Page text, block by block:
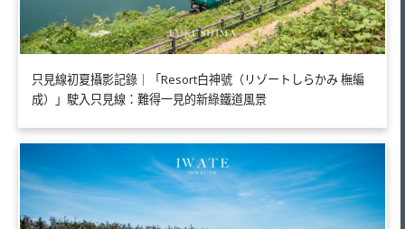
只見線初夏攝影記錄｜「Resort白神號（リゾートしらかみ 橅編
成）」駛入只見線：難得一見的新綠鐵道風景